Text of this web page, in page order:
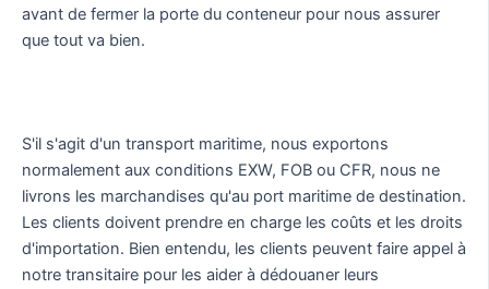
avant de fermer la porte du conteneur pour nous assurer
que tout va bien.
S'il s'agit d'un transport maritime, nous exportons
normalement aux conditions EXW, FOB ou CFR, nous ne
livrons les marchandises qu'au port maritime de destination.
Les clients doivent prendre en charge les coûts et les droits
d'importation. Bien entendu, les clients peuvent faire appel à
notre transitaire pour les aider à dédouaner leurs